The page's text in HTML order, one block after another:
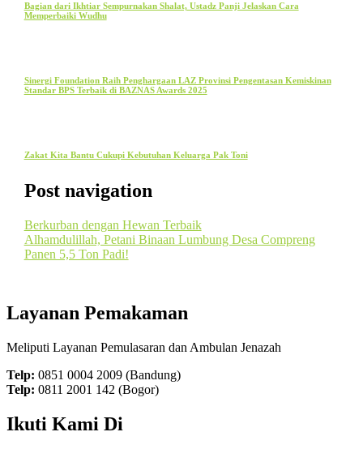
Bagian dari Ikhtiar Sempurnakan Shalat, Ustadz Panji Jelaskan Cara
Memperbaiki Wudhu
Sinergi Foundation Raih Penghargaan LAZ Provinsi Pengentasan Kemiskinan
Standar BPS Terbaik di BAZNAS Awards 2025
Zakat Kita Bantu Cukupi Kebutuhan Keluarga Pak Toni
Post navigation
Berkurban dengan Hewan Terbaik
Alhamdulillah, Petani Binaan Lumbung Desa Compreng
Panen 5,5 Ton Padi!
Layanan Pemakaman
Meliputi Layanan Pemulasaran dan Ambulan Jenazah
Telp: 0851 0004 2009 (Bandung)
Telp: 0811 2001 142 (Bogor)
Ikuti Kami Di